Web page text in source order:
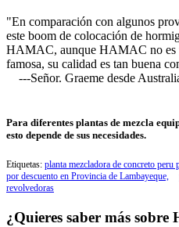
"En comparación con algunos
este boom de colocación de
HAMAC, aunque HAMAC no es
famosa, su calidad es tan buena
---Señor. Graeme desde
Para diferentes plantas de mezcla
esto depende de sus necesidades.
Etiquetas: planta mezcladora de concreto peru
por descuento en Provincia de Lambayeque,
revolvedoras
¿Quieres saber más